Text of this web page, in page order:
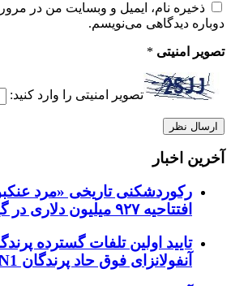
ذخیره نام، ایمیل و وبسایت من در
دوباره دیدگاهی می‌نویسم.
تصویر امنیتی *
تصویر امنیتی را وارد کنید:
آخرین اخبار
رکوردشکنی تاریخی «مرد
افتتاحیه ۹۲۷ میلیون دلاری در گیشه جهانی
تایید اولین تلفات گسترده
آنفولانزای فوق حاد پرندگان H5N1 در استرالیا